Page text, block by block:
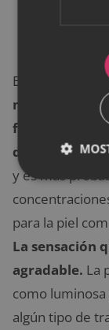
en
EL principal
mucho más
faciales y
y es más
para la piel
La sensación
agradable. La
como
algún tipo de